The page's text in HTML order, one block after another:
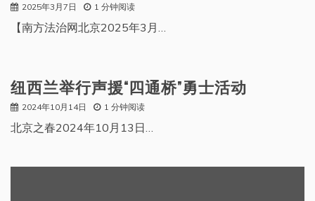
2025年3月7日 1 分钟阅读
【南方法治网北京2025年3月…
纽西兰举行声援“四通桥”勇士活动
2024年10月14日 1 分钟阅读
北京之春2024年10月13日…